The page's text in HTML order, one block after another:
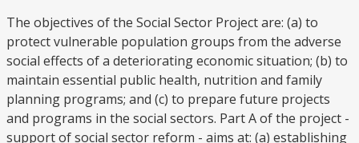
The objectives of the Social Sector Project are: (a) to
protect vulnerable population groups from the adverse
social effects of a deteriorating economic situation; (b) to
maintain essential public health, nutrition and family
planning programs; and (c) to prepare future projects
and programs in the social sectors. Part A of the project -
support of social sector reform - aims at: (a) establishing